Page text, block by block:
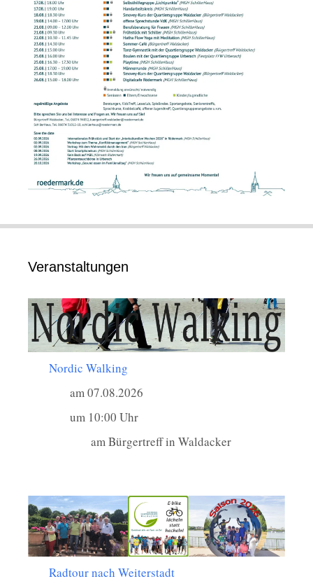
Veranstaltungen
Nordic Walking
am 07.08.2026
um 10:00 Uhr
am Bürgertreff in Waldacker
Radtour nach Weiterstadt